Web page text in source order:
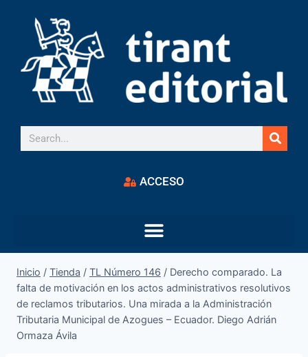
ACCESO
Inicio / Tienda / TL Número 146 / Derecho comparado. La
falta de motivación en los actos administrativos resolutivos
de reclamos tributarios. Una mirada a la Administración
Tributaria Municipal de Azogues – Ecuador. Diego Adrián
Ormaza Ávila